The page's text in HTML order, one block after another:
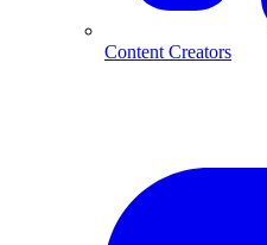
Content Creators